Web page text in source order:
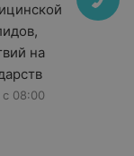
на
с 08:00